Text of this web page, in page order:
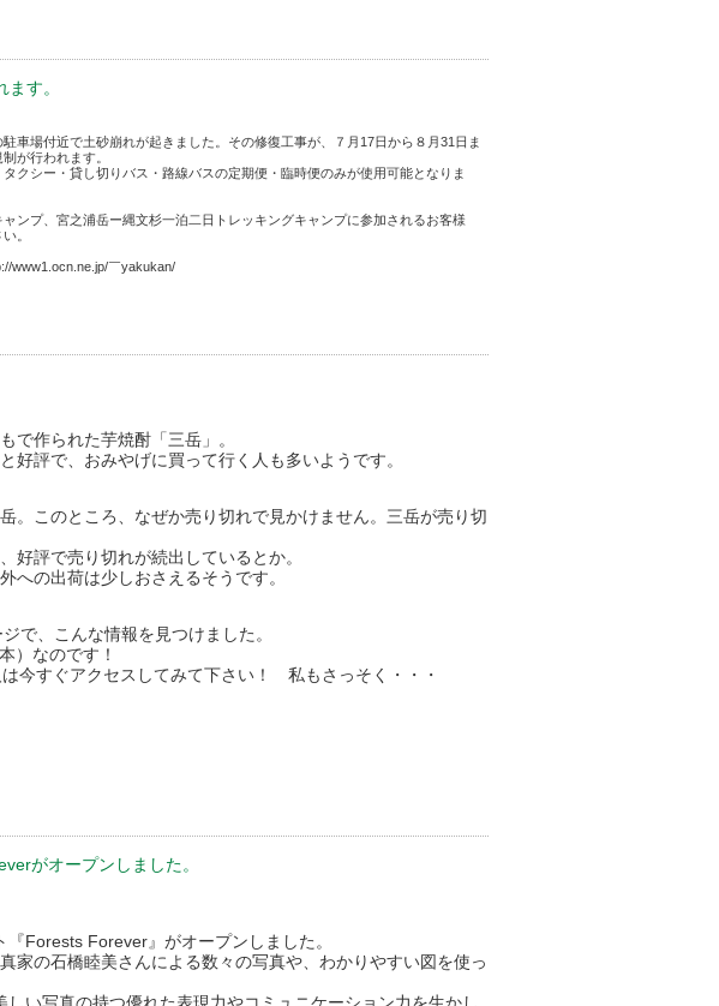
す。
車場付近で土砂崩れが起きました。その修復工事が、７月17日から８月31日ま
が行われます。
クシー・貸し切りバス・路線バスの定期便・臨時便のみが使用可能となりま
ンプ、宮之浦岳ー縄文杉一泊二日トレッキングキャンプに参加されるお客様
。
www1.ocn.ne.jp/￣yakukan/
で作られた芋焼酎「三岳」。
好評で、おみやげに買って行く人も多いようです。
。このところ、なぜか売り切れで見かけません。三岳が売り切
好評で売り切れが続出しているとか。
への出荷は少しおさえるそうです。
で、こんな情報を見つけました。
）なのです！
今すぐアクセスしてみて下さい！ 私もさっそく・・・
がオープンしました。
Forests Forever』がオープンしました。
家の石橋睦美さんによる数々の写真や、わかりやすい図を使っ